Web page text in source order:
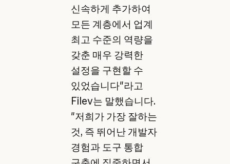
신속하게 추가하여
모든 계층에서 업계
최고 수준의 역량을
갖춘 매우 강력한
설정을 구현할 수
있었습니다"라고
Filev는 말했습니다.
"저희가 가장 잘하는
것, 즉 뛰어난 개발자
경험과 도구 통합